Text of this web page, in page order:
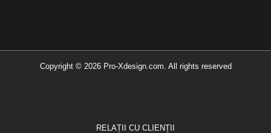
Copyright © 2026 Pro-Xdesign.com. All rights reserved
RELAȚII CU CLIENȚII